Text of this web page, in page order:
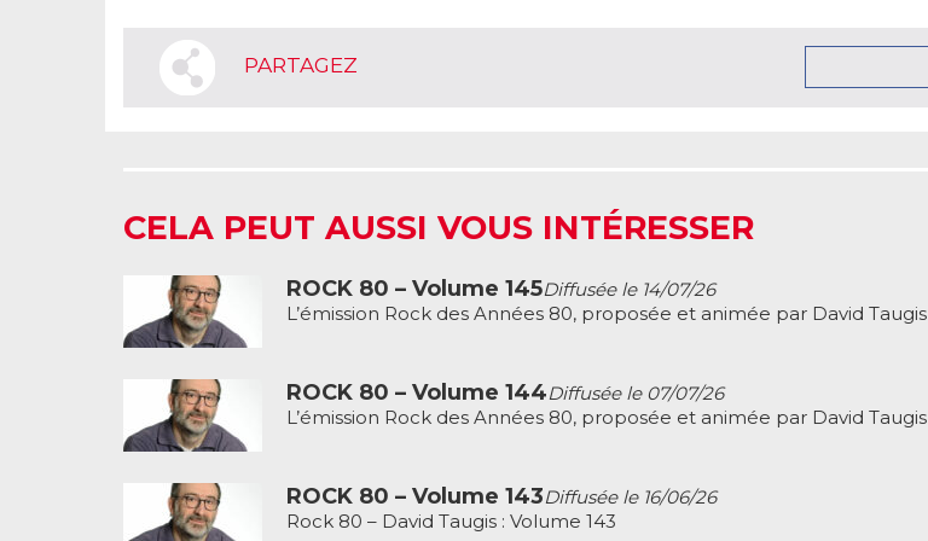
PARTAGEZ
CELA PEUT AUSSI VOUS INTÉRESSER
ROCK 80 – Volume 145Diffusée le 14/07/26
L’émission Rock des Années 80, proposée et animée par David Taugis
ROCK 80 – Volume 144Diffusée le 07/07/26
L’émission Rock des Années 80, proposée et animée par David Taugis
ROCK 80 – Volume 143Diffusée le 16/06/26
Rock 80 – David Taugis : Volume 143